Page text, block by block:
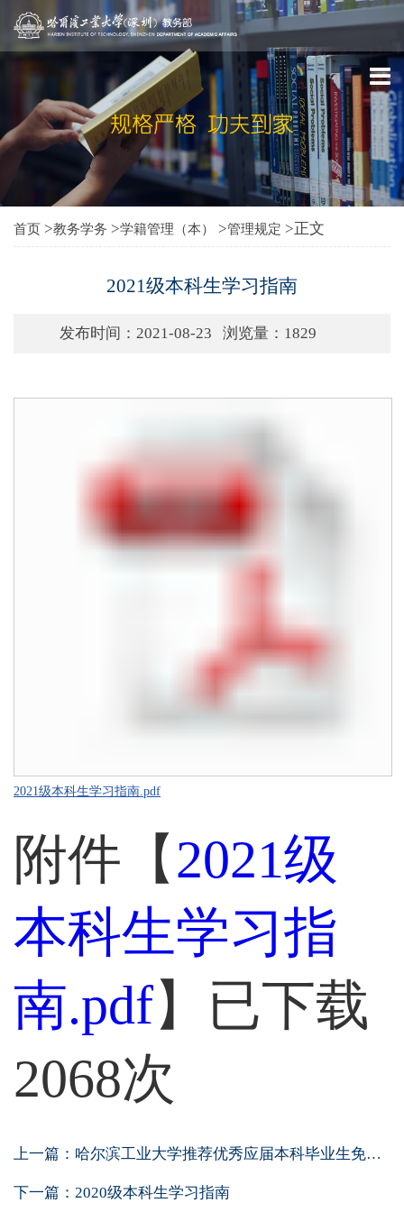
首页 >教务学务 >学籍管理（本） >管理规定 >正文
2021级本科生学习指南
发布时间：2021-08-23 浏览量： 1829
2021级本科生学习指南.pdf
附件【2021级
本科生学习指
南.pdf】已下载
2068次
上一篇： 哈尔滨工业大学推荐优秀应届本科毕业生免试...
下一篇： 2020级本科生学习指南